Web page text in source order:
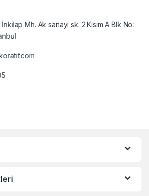
Mh. Ak sanayi sk. 2.Kısım A Blk No: